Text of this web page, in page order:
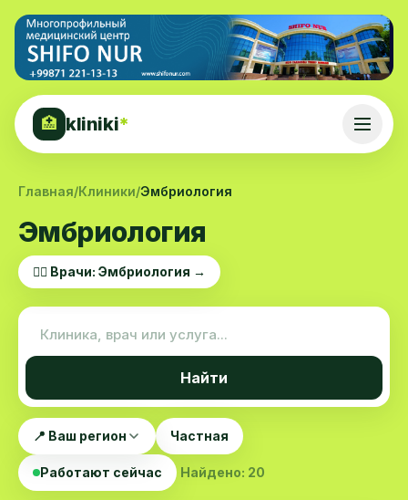
🏥 kliniki*
Главная/Клиники/Эмбриология
Эмбриология
👨‍⚕️ Врачи: Эмбриология →
Найти
📍 Ваш регион Частная
Работают сейчас Найдено: 20